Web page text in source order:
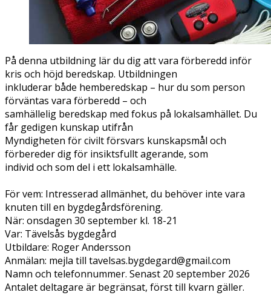
På denna utbildning lär du dig att vara förberedd inför
kris och höjd beredskap. Utbildningen
inkluderar både hemberedskap – hur du som person
förväntas vara förberedd – och
samhällelig beredskap med fokus på lokalsamhället. Du
får gedigen kunskap utifrån
Myndigheten för civilt försvars kunskapsmål och
förbereder dig för insiktsfullt agerande, som
individ och som del i ett lokalsamhälle.
För vem: Intresserad allmänhet, du behöver inte vara
knuten till en bygdegårdsförening.
När: onsdagen 30 september kl. 18-21
Var: Tävelsås bygdegård
Utbildare: Roger Andersson
Anmälan: mejla till tavelsas.bygdegard@gmail.com
Namn och telefonnummer. Senast 20 september 2026
Antalet deltagare är begränsat, först till kvarn gäller.